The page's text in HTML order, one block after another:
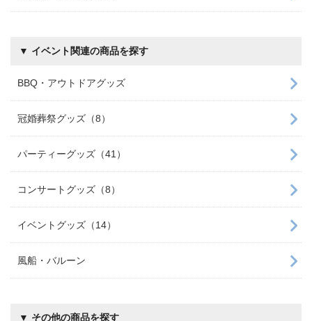
▼ イベント関連の商品を探す
BBQ・アウトドアグッズ
冠婚葬祭グッズ（8）
パーティーグッズ（41）
コンサートグッズ（8）
イベントグッズ（14）
風船・バルーン
▼ その他の商品を探す